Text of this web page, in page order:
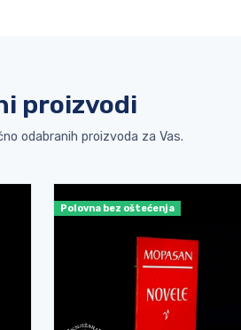
proizvodi
odabranih proizvoda za Vas.
Polovna bez oštećenja